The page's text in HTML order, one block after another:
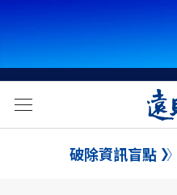
破除資訊盲點